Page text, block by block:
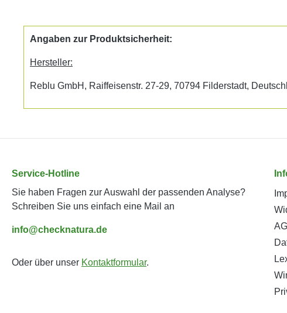
Angaben zur Produktsicherheit:
Hersteller:
Reblu GmbH, Raiffeisenstr. 27-29, 70794 Filderstadt,
Service-Hotline
Sie haben Fragen zur Auswahl der passenden Analyse?
Schreiben Sie uns einfach eine Mail an
info@checknatura.de
Oder über unser Kontaktformular.